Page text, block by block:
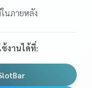
นภายหลัง
งานได้ที่: